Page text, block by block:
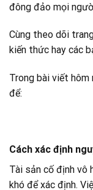
đông đảo mọi
Cùng theo dõi
kiến thức hay các
Trong bài viết hôm
để:
Cách xác định
Tài sản cố định vô
khó để xác định.